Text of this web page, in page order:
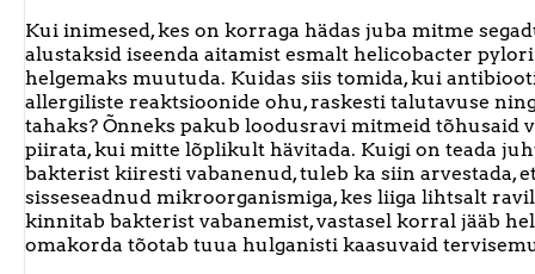
Kui inimesed, kes on korraga hädas juba mitme
alustaksid iseenda aitamist esmalt helicobacter
helgemaks muutuda. Kuidas siis tomida, kui
allergiliste reaktsioonide ohu, raskesti talutavuse
tahaks? Õnneks pakub loodusravi mitmeid
piirata, kui mitte lõplikult hävitada. Kuigi on teada
bakterist kiiresti vabanenud, tuleb ka siin arvestada,
sisseseadnud mikroorganismiga, kes liiga lihtsalt
kinnitab bakterist vabanemist, vastasel korral jääb
omakorda tõotab tuua hulganisti kaasuvaid